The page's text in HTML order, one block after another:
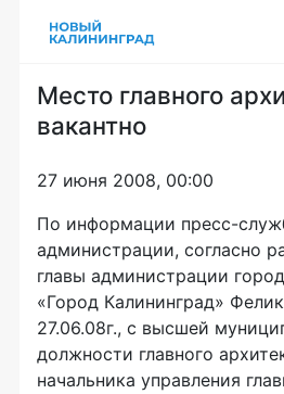
Место главного
вакантно
27 июня 2008, 00:00
По информации пресс-
администрации, согласно
главы администрации
«Город Калининград»
27.06.08г., с высшей
должности главного
начальника управления